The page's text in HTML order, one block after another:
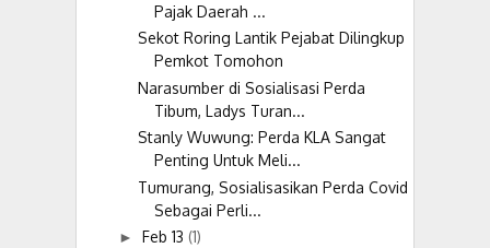
Pajak Daerah ...
Sekot Roring Lantik Pejabat Dilingkup
Pemkot Tomohon
Narasumber di Sosialisasi Perda
Tibum, Ladys Turan...
Stanly Wuwung: Perda KLA Sangat
Penting Untuk Meli...
Tumurang, Sosialisasikan Perda Covid
Sebagai Perli...
► Feb 13 (1)